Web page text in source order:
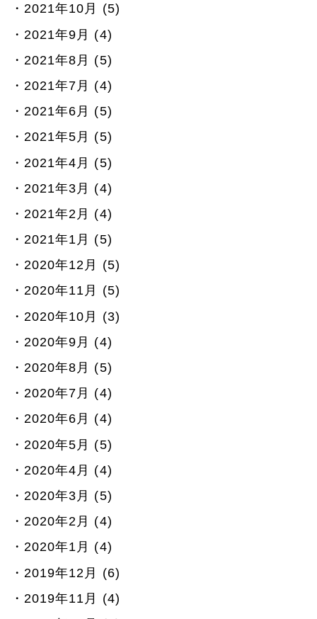
2021年10月 (5)
2021年9月 (4)
2021年8月 (5)
2021年7月 (4)
2021年6月 (5)
2021年5月 (5)
2021年4月 (5)
2021年3月 (4)
2021年2月 (4)
2021年1月 (5)
2020年12月 (5)
2020年11月 (5)
2020年10月 (3)
2020年9月 (4)
2020年8月 (5)
2020年7月 (4)
2020年6月 (4)
2020年5月 (5)
2020年4月 (4)
2020年3月 (5)
2020年2月 (4)
2020年1月 (4)
2019年12月 (6)
2019年11月 (4)